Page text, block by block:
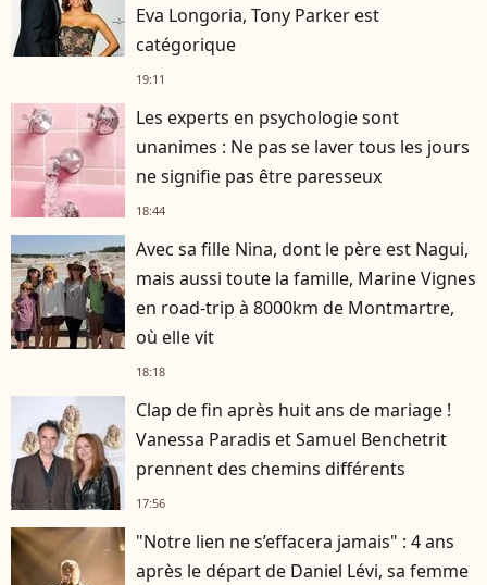
Eva Longoria, Tony Parker est
catégorique
19:11
Les experts en psychologie sont
unanimes : Ne pas se laver tous les jours
ne signifie pas être paresseux
18:44
Avec sa fille Nina, dont le père est Nagui,
mais aussi toute la famille, Marine Vignes
en road-trip à 8000km de Montmartre,
où elle vit
18:18
Clap de fin après huit ans de mariage !
Vanessa Paradis et Samuel Benchetrit
prennent des chemins différents
17:56
"Notre lien ne s’effacera jamais" : 4 ans
après le départ de Daniel Lévi, sa femme